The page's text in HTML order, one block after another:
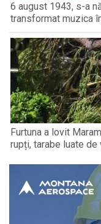
6 august 1943, s-a
transformat muzica
Furtuna a lovit
rupți, tarabe luate